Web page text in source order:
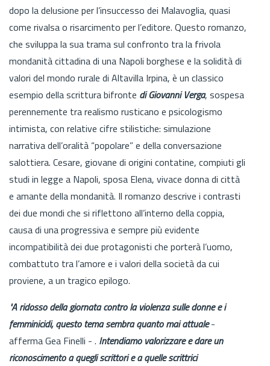
dopo la delusione per l’insuccesso dei Malavoglia, quasi
come rivalsa o risarcimento per l’editore. Questo romanzo,
che sviluppa la sua trama sul confronto tra la frivola
mondanità cittadina di una Napoli borghese e la solidità di
valori del mondo rurale di Altavilla Irpina, è un classico
esempio della scrittura bifronte di Giovanni Verga, sospesa
perennemente tra realismo rusticano e psicologismo
intimista, con relative cifre stilistiche: simulazione
narrativa dell’oralità “popolare” e della conversazione
salottiera. Cesare, giovane di origini contatine, compiuti gli
studi in legge a Napoli, sposa Elena, vivace donna di città
e amante della mondanità. Il romanzo descrive i contrasti
dei due mondi che si riflettono all’interno della coppia,
causa di una progressiva e sempre più evidente
incompatibilità dei due protagonisti che porterà l’uomo,
combattuto tra l’amore e i valori della società da cui
proviene, a un tragico epilogo.
"A ridosso della giornata contro la violenza sulle donne e i
femminicidi, questo tema sembra quanto mai attuale-
afferma Gea Finelli - . Intendiamo valorizzare e dare un
riconoscimento a quegli scrittori e a quelle scrittrici